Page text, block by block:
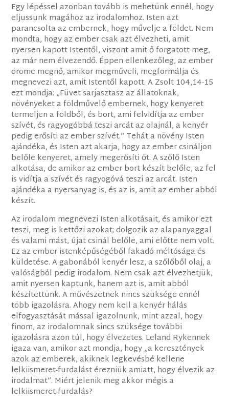
Egy lépéssel azonban tovább is mehetünk ennél, hogy
eljussunk magához az irodalomhoz. Isten azt
parancsolta az embernek, hogy művelje a földet. Nem
mondta, hogy az ember csak azt élvezheti, amit
nyersen kapott Istentől, viszont amit ő forgatott meg,
az már nem élvezendő. Éppen ellenkezőleg, az ember
öröme megnő, amikor megműveli, megformálja és
megnevezi azt, amit Istentől kapott. A Zsolt 104,14-15
ezt mondja: „Füvet sarjasztasz az állatoknak,
növényeket a földművelő embernek, hogy kenyeret
termeljen a földből, és bort, ami felvidítja az ember
szívét, és ragyogóbbá teszi arcát az olajnál, a kenyér
pedig erősíti az ember szívét.” Tehát a növény Isten
ajándéka, és Isten azt akarja, hogy az ember csináljon
belőle kenyeret, amely megerősíti őt. A szőlő Isten
alkotása, de amikor az ember bort készít belőle, az fel
is vidítja a szívét és ragyogóvá teszi az arcát. Isten
ajándéka a nyersanyag is, és az is, amit az ember abból
készít.
Az irodalom megnevezi Isten alkotásait, és amikor ezt
teszi, meg is kettőzi azokat; dolgozik az alapanyaggal
és valami mást, újat csinál belőle, ami előtte nem volt.
Ez az ember istenképűségéből fakadó méltósága és
küldetése. A gabonából kenyér lesz, a szőlőből olaj, a
valóságból pedig irodalom. Nem csak azt élvezhetjük,
amit nyersen kaptunk, hanem azt is, amit abból
készítettünk. A művészetnek nincs szüksége ennél
több igazolásra. Ahogy nem kell a kenyér hálás
elfogyasztását mással igazolnunk, mint azzal, hogy
finom, az irodalomnak sincs szüksége további
igazolásra azon túl, hogy élvezetes. Leland Rykennek
igaza van, amikor azt mondja, hogy „a keresztények
azok az emberek, akiknek legkevésbé kellene
lelkiismeret-furdalást érezniük amiatt, hogy élvezik az
irodalmat”. Miért jelenik meg akkor mégis a
lelkiismeret-furdalás?